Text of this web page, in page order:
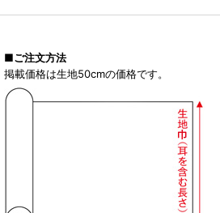
■ご注文方法
掲載価格は生地50cmの価格です。